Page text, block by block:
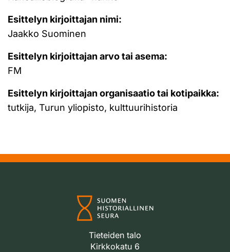
Esittelyn kirjoittajan nimi:
Jaakko Suominen
Esittelyn kirjoittajan arvo tai asema:
FM
Esittelyn kirjoittajan organisaatio tai kotipaikka:
tutkija, Turun yliopisto, kulttuurihistoria
Tieteiden talo
Kirkkokatu 6